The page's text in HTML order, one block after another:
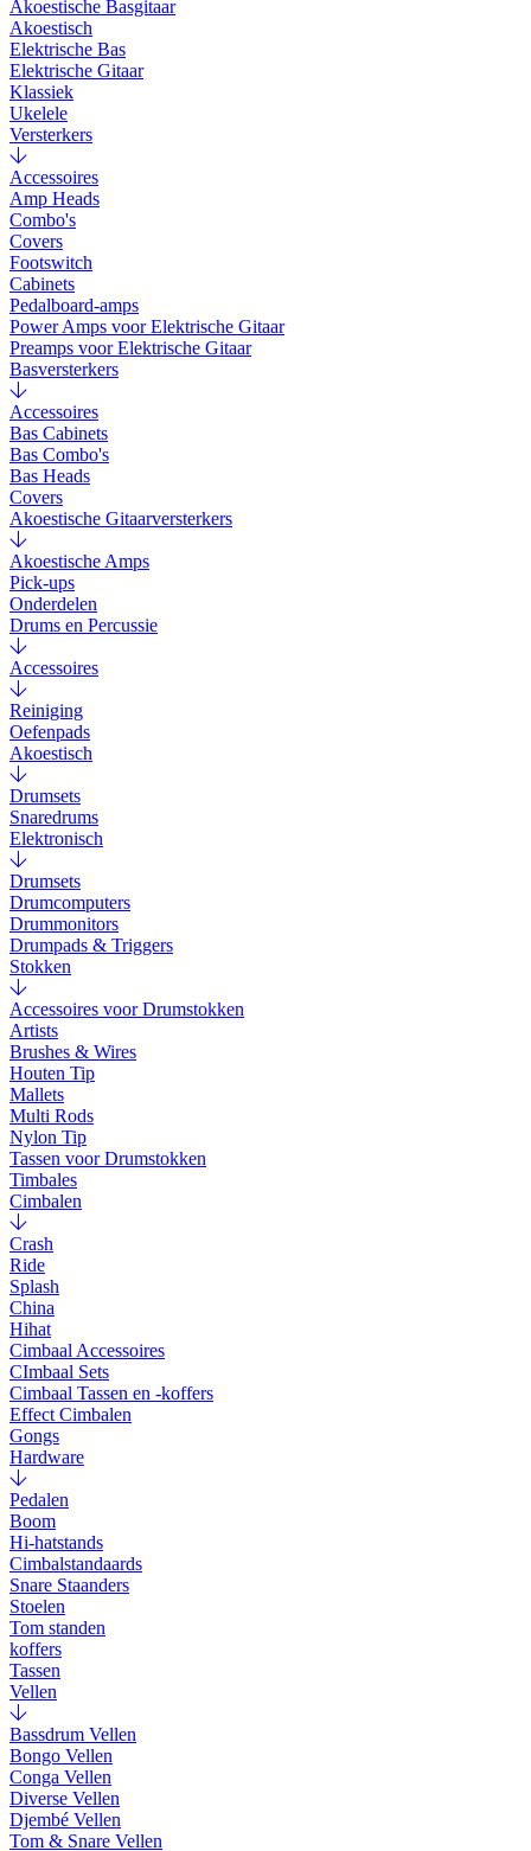
Akoestische Basgitaar
Akoestisch
Elektrische Bas
Elektrische Gitaar
Klassiek
Ukelele
Versterkers
Accessoires
Amp Heads
Combo's
Covers
Footswitch
Cabinets
Pedalboard-amps
Power Amps voor Elektrische Gitaar
Preamps voor Elektrische Gitaar
Basversterkers
Accessoires
Bas Cabinets
Bas Combo's
Bas Heads
Covers
Akoestische Gitaarversterkers
Akoestische Amps
Pick-ups
Onderdelen
Drums en Percussie
Accessoires
Reiniging
Oefenpads
Akoestisch
Drumsets
Snaredrums
Elektronisch
Drumsets
Drumcomputers
Drummonitors
Drumpads & Triggers
Stokken
Accessoires voor Drumstokken
Artists
Brushes & Wires
Houten Tip
Mallets
Multi Rods
Nylon Tip
Tassen voor Drumstokken
Timbales
Cimbalen
Crash
Ride
Splash
China
Hihat
Cimbaal Accessoires
CImbaal Sets
Cimbaal Tassen en -koffers
Effect Cimbalen
Gongs
Hardware
Pedalen
Boom
Hi-hatstands
Cimbalstandaards
Snare Staanders
Stoelen
Tom standen
koffers
Tassen
Vellen
Bassdrum Vellen
Bongo Vellen
Conga Vellen
Diverse Vellen
Djembé Vellen
Tom & Snare Vellen